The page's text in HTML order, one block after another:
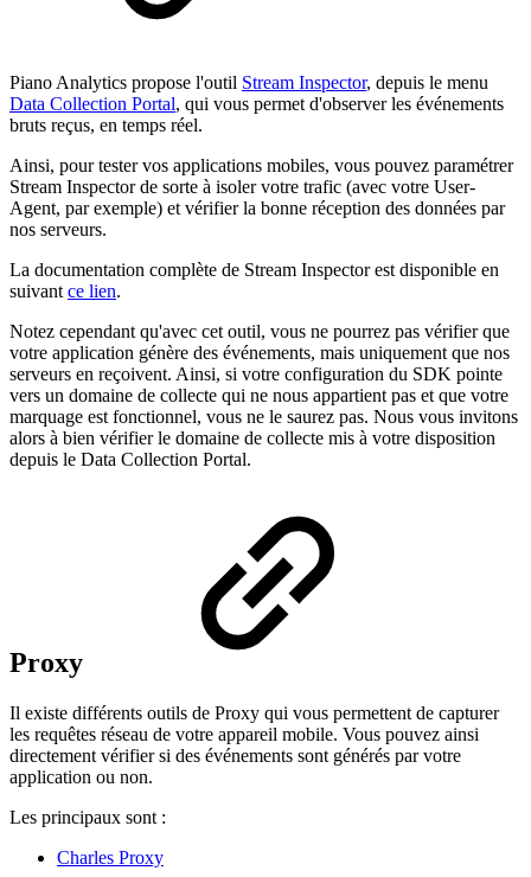
Piano Analytics propose l'outil Stream Inspector, depuis le menu
Data Collection Portal, qui vous permet d'observer les événements
bruts reçus, en temps réel.
Ainsi, pour tester vos applications mobiles, vous pouvez paramétrer
Stream Inspector de sorte à isoler votre trafic (avec votre User-
Agent, par exemple) et vérifier la bonne réception des données par
nos serveurs.
La documentation complète de Stream Inspector est disponible en
suivant ce lien.
Notez cependant qu'avec cet outil, vous ne pourrez pas vérifier que
votre application génère des événements, mais uniquement que nos
serveurs en reçoivent. Ainsi, si votre configuration du SDK pointe
vers un domaine de collecte qui ne nous appartient pas et que votre
marquage est fonctionnel, vous ne le saurez pas. Nous vous invitons
alors à bien vérifier le domaine de collecte mis à votre disposition
depuis le Data Collection Portal.
Proxy
Il existe différents outils de Proxy qui vous permettent de capturer
les requêtes réseau de votre appareil mobile. Vous pouvez ainsi
directement vérifier si des événements sont générés par votre
application ou non.
Les principaux sont :
Charles Proxy